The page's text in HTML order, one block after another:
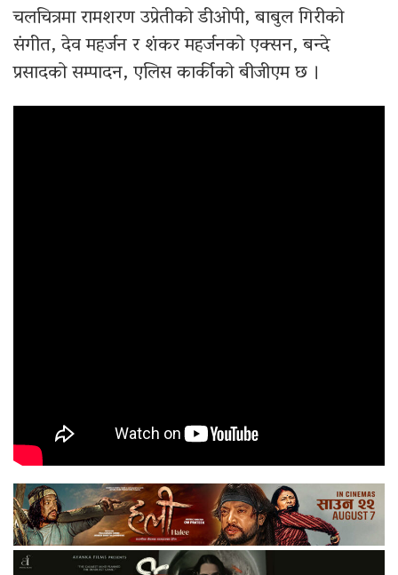
चलचित्रमा रामशरण उप्रेतीको डीओपी, बाबुल गिरीको
संगीत, देव महर्जन र शंकर महर्जनको एक्सन, बन्दे
प्रसादको सम्पादन, एलिस कार्कीको बीजीएम छ ।